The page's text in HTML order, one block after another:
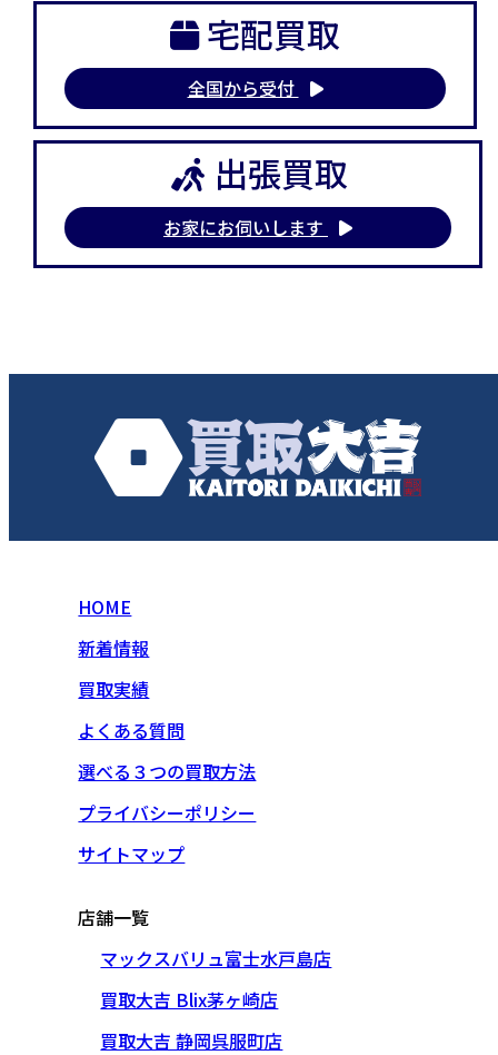
宅配買取
全国から受付
出張買取
お家にお伺いします
HOME
新着情報
買取実績
よくある質問
選べる３つの買取方法
プライバシーポリシー
サイトマップ
店舗一覧
マックスバリュ富士水戸島店
買取大吉 Blix茅ヶ崎店
買取大吉 静岡呉服町店